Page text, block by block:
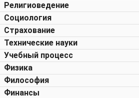
Религиоведение
Социология
Страхование
Технические науки
Учебный процесс
Физика
Философия
Финансы